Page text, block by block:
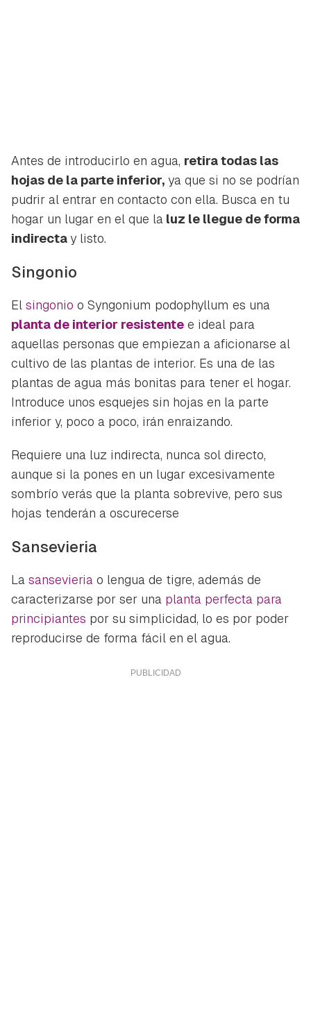
Antes de introducirlo en agua, retira todas las
hojas de la parte inferior, ya que si no se podrían
pudrir al entrar en contacto con ella. Busca en tu
hogar un lugar en el que la luz le llegue de forma
indirectay listo.
Singonio
El singonio o Syngonium podophyllum es una
planta de interior resistente e ideal para
aquellas personas que empiezan a aficionarse al
cultivo de las plantas de interior. Es una de las
plantas de agua más bonitas para tener el hogar.
Introduce unos esquejes sin hojas en la parte
inferior y, poco a poco, irán enraizando.
Requiere una luz indirecta, nunca sol directo,
aunque si la pones en un lugar excesivamente
sombrío verás que la planta sobrevive, pero sus
hojas tenderán a oscurecerse
Sansevieria
La sansevieria o lengua de tigre, además de
caracterizarse por ser una planta perfecta para
principiantes por su simplicidad, lo es por poder
reproducirse de forma fácil en el agua.